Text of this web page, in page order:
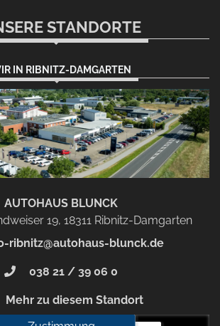
STANDORTE
IN RIBNITZ-DAMGARTEN
AUTOHAUS BLUNCK
19, 18311 Ribnitz-Damgarten
ribnitz@autohaus-blunck.de
038 21 / 39 06 0
Mehr zu diesem Standort